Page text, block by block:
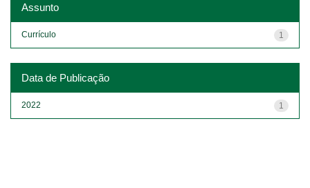
Assunto
1
Currículo
Data de Publicação
1
2022